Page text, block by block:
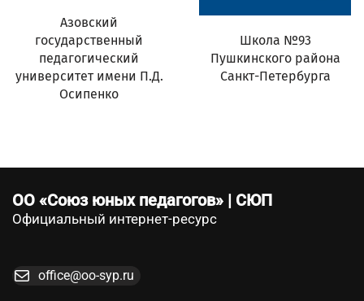
Азовский
государственный
педагогический
университет имени П.Д.
Осипенко
Школа №93
Пушкинского района
Санкт-Петербурга
ОО «Союз юных педагогов» | СЮП
Официальный интернет-ресурс
office@oo-syp.ru